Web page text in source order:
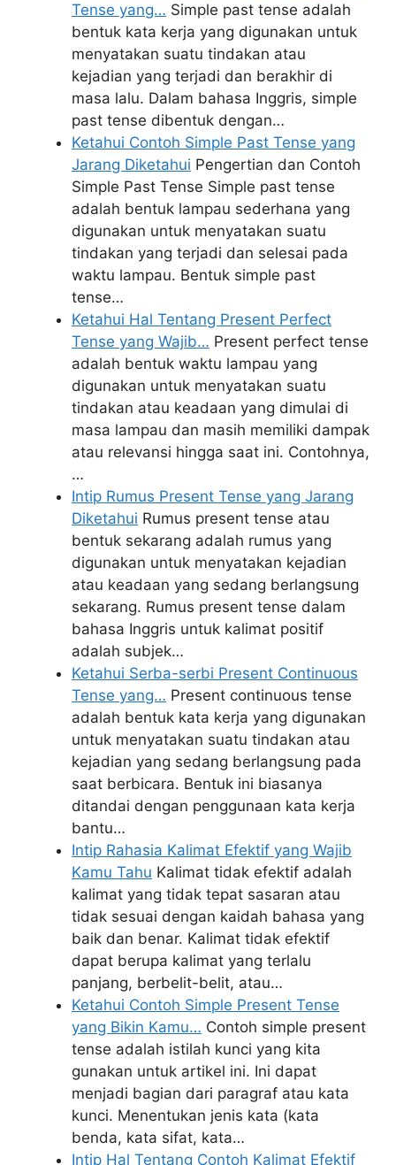
Tense yang… Simple past tense adalah
bentuk kata kerja yang digunakan untuk
menyatakan suatu tindakan atau
kejadian yang terjadi dan berakhir di
masa lalu. Dalam bahasa Inggris, simple
past tense dibentuk dengan…
Ketahui Contoh Simple Past Tense yang
Jarang Diketahui Pengertian dan Contoh
Simple Past Tense Simple past tense
adalah bentuk lampau sederhana yang
digunakan untuk menyatakan suatu
tindakan yang terjadi dan selesai pada
waktu lampau. Bentuk simple past
tense…
Ketahui Hal Tentang Present Perfect
Tense yang Wajib… Present perfect tense
adalah bentuk waktu lampau yang
digunakan untuk menyatakan suatu
tindakan atau keadaan yang dimulai di
masa lampau dan masih memiliki dampak
atau relevansi hingga saat ini. Contohnya,
…
Intip Rumus Present Tense yang Jarang
Diketahui Rumus present tense atau
bentuk sekarang adalah rumus yang
digunakan untuk menyatakan kejadian
atau keadaan yang sedang berlangsung
sekarang. Rumus present tense dalam
bahasa Inggris untuk kalimat positif
adalah subjek…
Ketahui Serba-serbi Present Continuous
Tense yang… Present continuous tense
adalah bentuk kata kerja yang digunakan
untuk menyatakan suatu tindakan atau
kejadian yang sedang berlangsung pada
saat berbicara. Bentuk ini biasanya
ditandai dengan penggunaan kata kerja
bantu…
Intip Rahasia Kalimat Efektif yang Wajib
Kamu Tahu Kalimat tidak efektif adalah
kalimat yang tidak tepat sasaran atau
tidak sesuai dengan kaidah bahasa yang
baik dan benar. Kalimat tidak efektif
dapat berupa kalimat yang terlalu
panjang, berbelit-belit, atau…
Ketahui Contoh Simple Present Tense
yang Bikin Kamu… Contoh simple present
tense adalah istilah kunci yang kita
gunakan untuk artikel ini. Ini dapat
menjadi bagian dari paragraf atau kata
kunci. Menentukan jenis kata (kata
benda, kata sifat, kata…
Intip Hal Tentang Contoh Kalimat Efektif